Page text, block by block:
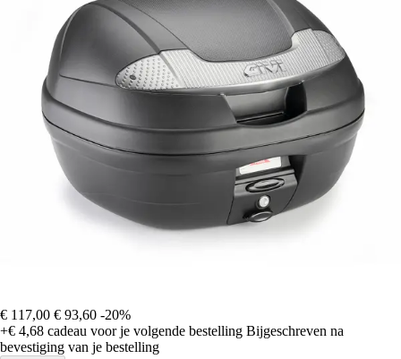
€ 117,00 € 93,60 -20%
+€ 4,68 cadeau voor je volgende bestelling Bijgeschreven na
bevestiging van je bestelling